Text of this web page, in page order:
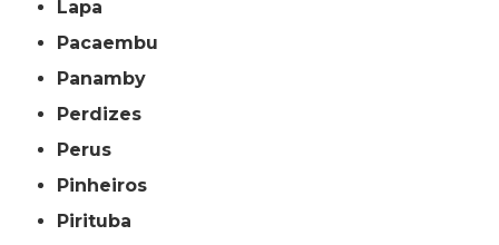
Lapa
Pacaembu
Panamby
Perdizes
Perus
Pinheiros
Pirituba